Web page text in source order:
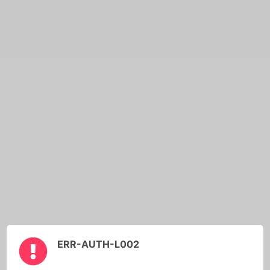
ERR-AUTH-L002